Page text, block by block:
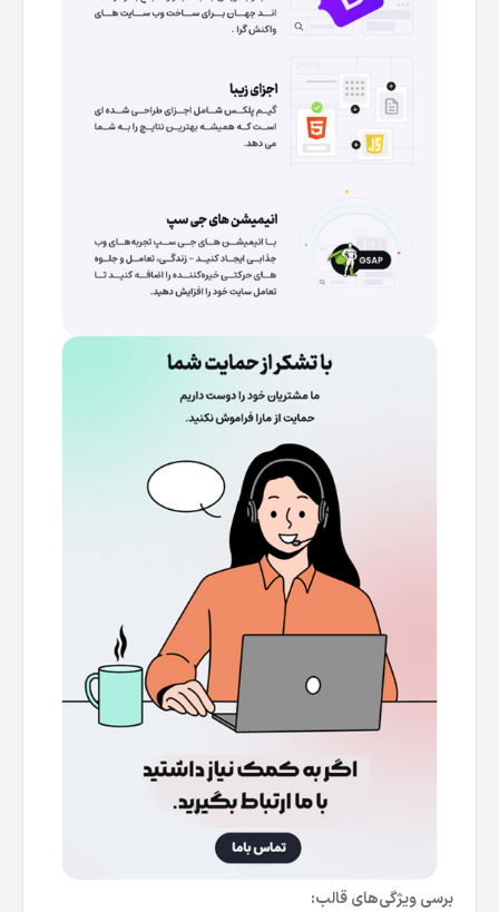
برسی ویژگی‌های قالب: